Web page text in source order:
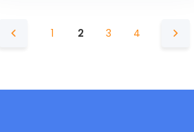
1 2 3 4